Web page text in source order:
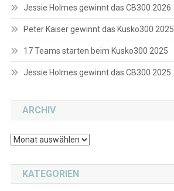
Jessie Holmes gewinnt das CB300 2026
Peter Kaiser gewinnt das Kusko300 2025
17 Teams starten beim Kusko300 2025
Jessie Holmes gewinnt das CB300 2025
ARCHIV
Archiv
KATEGORIEN